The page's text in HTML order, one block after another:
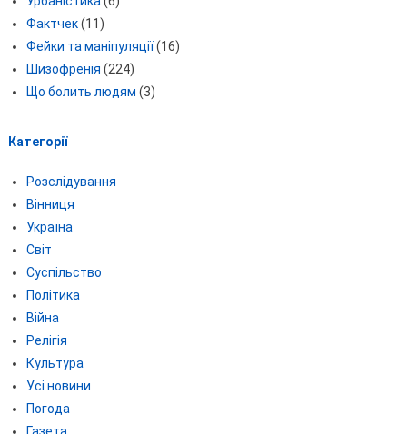
Фактчек(11)
Фейки та маніпуляції(16)
Шизофренія (224)
Що болить людям (3)
Категорії
Розслідування
Вінниця
Україна
Світ
Суспільство
Політика
Війна
Релігія
Культура
Усі новини
Погода